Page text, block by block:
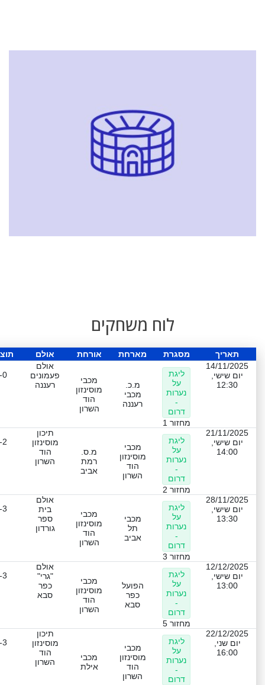
לוח משחקים
תאריך מסגרת מארחת אורחת אולם
14/11/2025
יום שישי,
12:30
ליגת
על
נערות
-
דרום
מחזור 1
מ.כ.
מכבי
רעננה
מכבי
מוסינזון
הוד
השרון
אולם
פעמונים
רעננה
0
21/11/2025
יום שישי,
14:00
ליגת
על
נערות
-
דרום
מחזור 2
מכבי
מוסינזון
הוד
השרון
מ.ס.
רמת
אביב
תיכון
מוסינזון
הוד
השרון
2
28/11/2025
יום שישי,
13:30
ליגת
על
נערות
-
דרום
מחזור 3
מכבי
תל
אביב
מכבי
מוסינזון
הוד
השרון
אולם
בית
ספר
גורדון
3
12/12/2025
יום שישי,
13:00
ליגת
על
נערות
-
דרום
מחזור 5
הפועל
כפר
סבא
מכבי
מוסינזון
הוד
השרון
אולם
"גרי"
כפר
סבא
3
22/12/2025
יום שני,
16:00
ליגת
על
נערות
-
דרום
מכבי
מוסינזון
הוד
השרון
מכבי
אילת
תיכון
מוסינזון
הוד
השרון
3